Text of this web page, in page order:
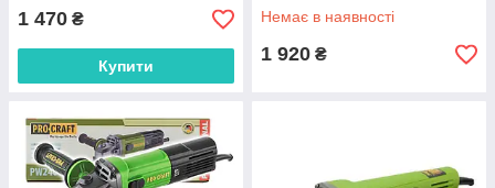
1 470 ₴
Купити
Немає в наявності
1 920 ₴